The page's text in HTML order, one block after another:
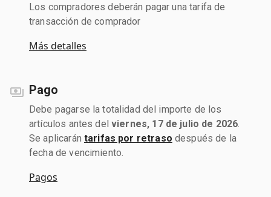
Los compradores deberán pagar una tarifa de
transacción de comprador
Más detalles
Pago
Debe pagarse la totalidad del importe de los
artículos antes del viernes, 17 de julio de 2026
Se aplicarán tarifas por retraso después de la
fecha de vencimiento.
Pagos